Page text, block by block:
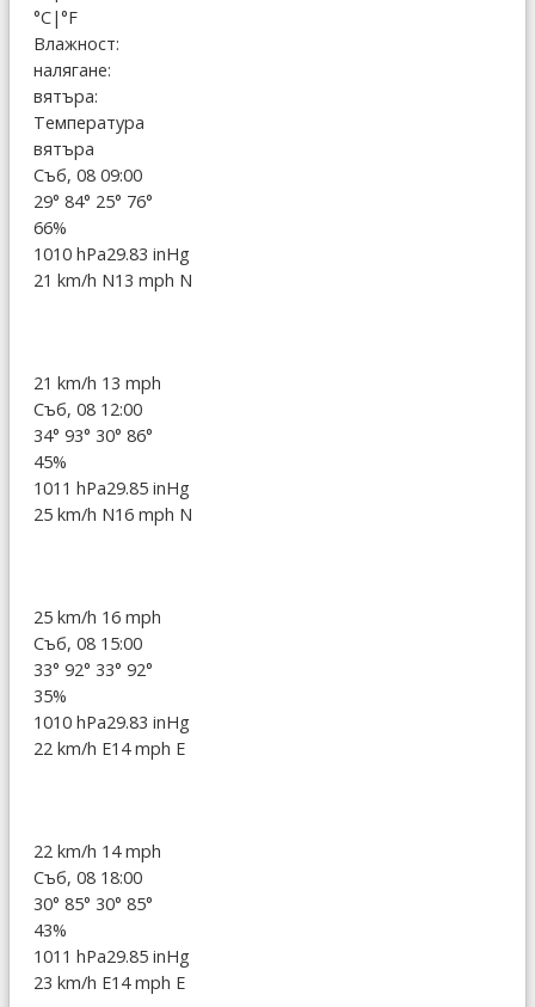
°C|°F
Влажност:
налягане:
вятъра:
Температура
вятъра
Съб, 08 09:00
29° 84° 25° 76°
66%
1010 hPa29.83 inHg
21 km/h N13 mph N
21 km/h 13 mph
Съб, 08 12:00
34° 93° 30° 86°
45%
1011 hPa29.85 inHg
25 km/h N16 mph N
25 km/h 16 mph
Съб, 08 15:00
33° 92° 33° 92°
35%
1010 hPa29.83 inHg
22 km/h E14 mph E
22 km/h 14 mph
Съб, 08 18:00
30° 85° 30° 85°
43%
1011 hPa29.85 inHg
23 km/h E14 mph E